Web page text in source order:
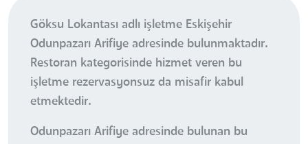
Göksu Lokantası adlı işletme Eskişehir
Odunpazarı Arifiye adresinde bulunmaktadır.
Restoran kategorisinde hizmet veren bu
işletme rezervasyonsuz da misafir kabul
etmektedir.
Odunpazarı Arifiye adresinde bulunan bu